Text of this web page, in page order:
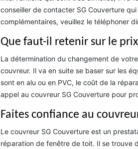
conseiller de contacter SG Couverture
complémentaires, veuillez le téléphoner
Que faut-il retenir sur le
La détermination du changement de
couvreur. Il va en suite se baser sur les
sont en alu ou en PVC, le coût de la
appel au couvreur SG Couverture pour
Faites confiance au
Le couvreur SG Couverture est un
réparation de fenêtre de toit. Il se trouve